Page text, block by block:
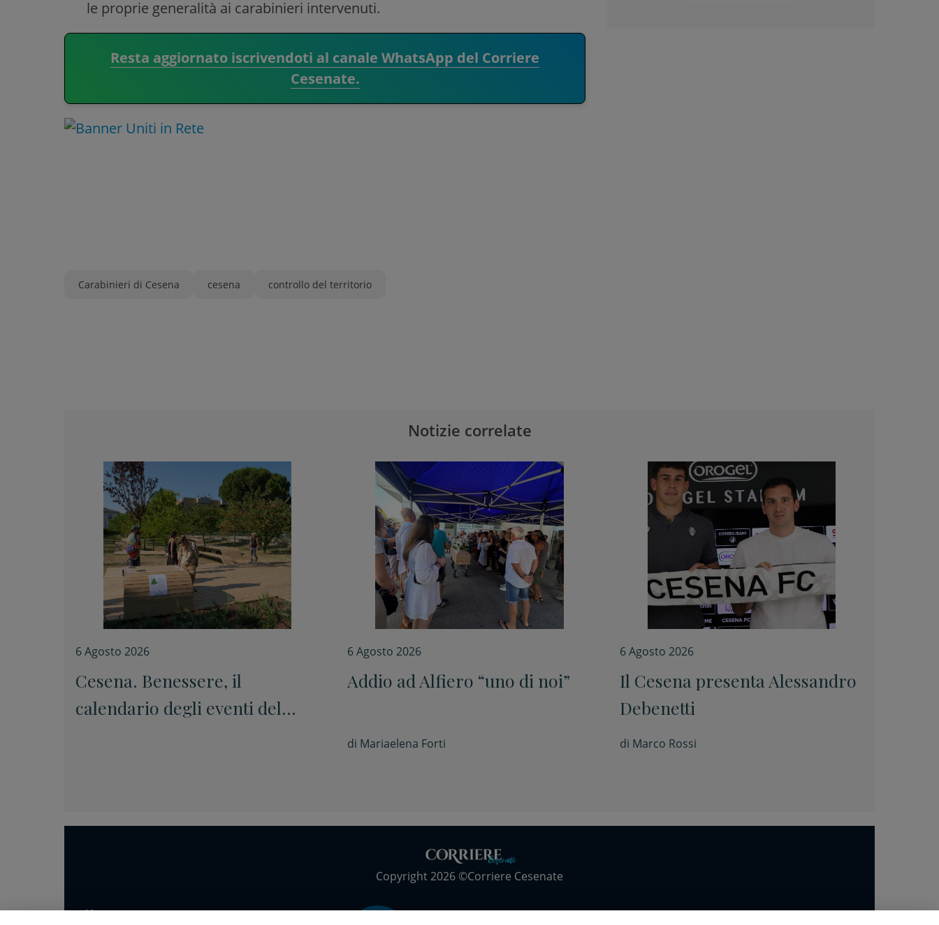
le proprie generalità ai carabinieri intervenuti.
Resta aggiornato iscrivendoti al canale WhatsApp del Corriere
Cesenate.
Carabinieri di Cesena cesena controllo del territorio
Notizie correlate
6 Agosto 2026
Cesena. Benessere, il
calendario degli eventi del
6 Agosto 2026
Addio ad Alfiero “uno di noi”
di Mariaelena Forti
6 Agosto 2026
Il Cesena presenta Alessandro
Debenetti
di Marco Rossi
Copyright 2026 ©Corriere Cesenate
Home